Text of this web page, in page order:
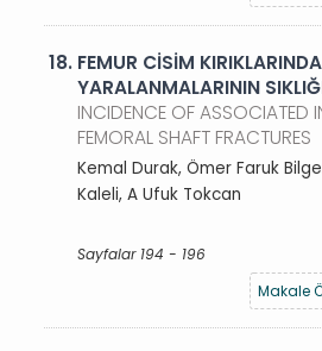
18. FEMUR CİSİM
YARALANMALARININ
INCIDENCE OF ASSOCIATED
FEMORAL SHAFT FRACTURES
Kemal Durak, Ömer Faruk
Kaleli, A Ufuk Tokcan
Sayfalar 194 - 196
Makale